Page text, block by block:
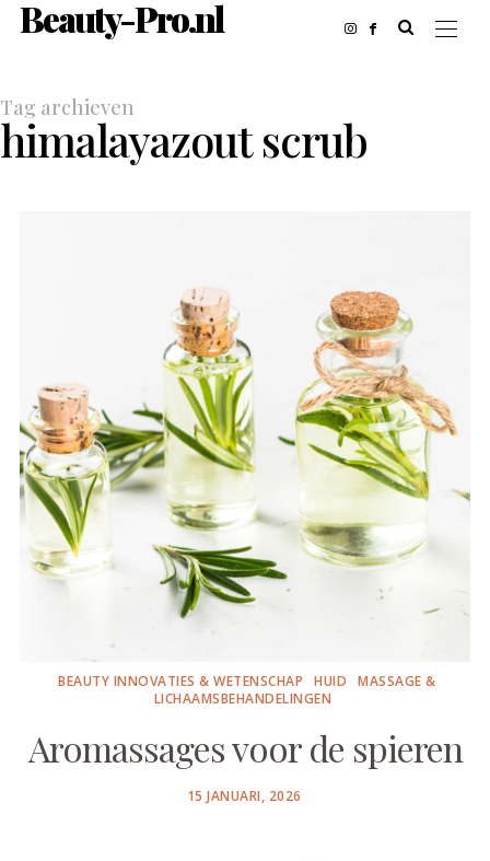
Beauty-Pro.nl
Tag archieven
himalayazout scrub
BEAUTY INNOVATIES & WETENSCHAP HUID
MASSAGE &
LICHAAMSBEHANDELINGEN
Aromassages voor de spieren
POSTED
15 JANUARI, 2026